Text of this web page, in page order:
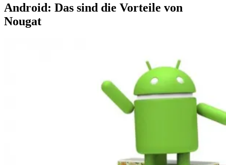
Android: Das sind die Vorteile von
Nougat